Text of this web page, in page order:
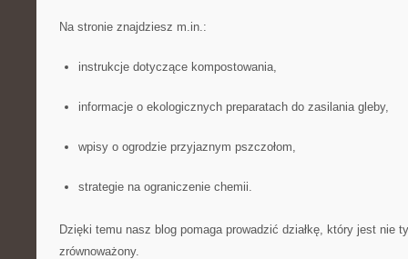
Na stronie znajdziesz m.in.:
instrukcje dotyczące kompostowania,
informacje o ekologicznych preparatach do zasilania gleby,
wpisy o ogrodzie przyjaznym pszczołom,
strategie na ograniczenie chemii.
Dzięki temu nasz blog pomaga prowadzić działkę, który jest nie
zrównoważony.